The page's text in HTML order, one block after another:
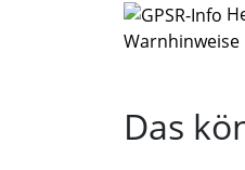
Warnhinweise
Das